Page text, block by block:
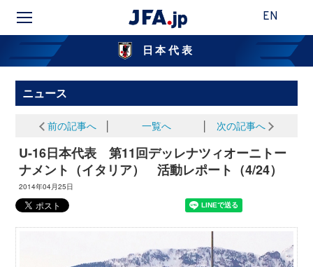
EN
日本代表
ニュース
前の記事へ 一覧へ 次の記事へ
U-16日本代表 第11回デッレナツィオーニトー
ナメント（イタリア） 活動レポート（4/24）
2014年04月25日